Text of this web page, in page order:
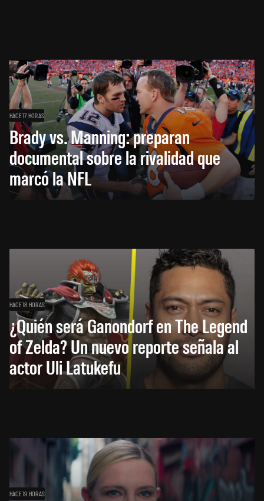
HACE 17 HORAS
Brady vs. Manning: preparan
documental sobre la rivalidad que
marcó la NFL
HACE 18 HORAS
¿Quién será Ganondorf en The Legend
of Zelda? Un nuevo reporte señala al
actor Uli Latukefu
HACE 19 HORAS